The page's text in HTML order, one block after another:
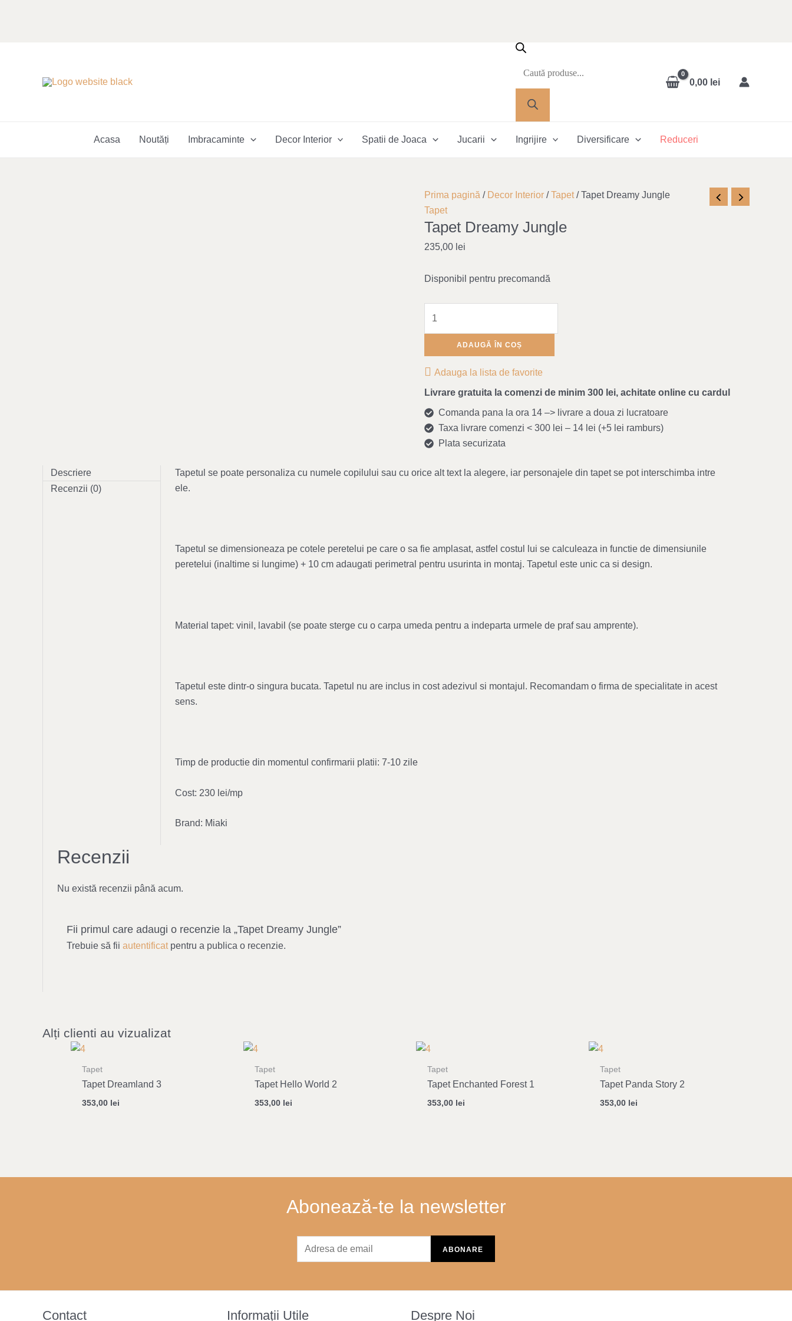
Products
0,00 lei
Acasa Noutăți Imbracaminte Decor Interior Spatii de Joaca Jucarii Ingrijire Diversificare Reduceri
Prima pagină / Decor Interior /Tapet/ Tapet Dreamy Jungle
Tapet
Tapet Dreamy Jungle
235,00 lei
Disponibil pentru precomandă
Cantitate
Tapet
Dreamy
ADAUGĂ ÎN COȘ
Adauga la lista de favorite
Livrare gratuita la comenzi de minim 300 lei, achitate online cu cardul
Comanda pana la ora 14 –> livrare a doua zi lucratoare
Taxa livrare comenzi < 300 lei – 14 lei (+5 lei ramburs)
Plata securizata
Descriere
Recenzii (0)
Tapetul se poate personaliza cu numele copilului sau cu orice alt text la alegere, iar personajele din tapet se pot interschimba intre
ele.
Tapetul se dimensioneaza pe cotele peretelui pe care o sa fie amplasat, astfel costul lui se calculeaza in functie de dimensiunile
peretelui (inaltime si lungime) + 10 cm adaugati perimetral pentru usurinta in montaj. Tapetul este unic ca si design.
Material tapet: vinil, lavabil (se poate sterge cu o carpa umeda pentru a indeparta urmele de praf sau amprente).
Tapetul este dintr-o singura bucata. Tapetul nu are inclus in cost adezivul si montajul. Recomandam o firma de specialitate in acest
sens.
Timp de productie din momentul confirmarii platii: 7-10 zile
Cost: 230 lei/mp
Brand: Miaki
Recenzii
Nu există recenzii până acum.
Fii primul care adaugi o recenzie la „Tapet Dreamy Jungle”
Trebuie să fii autentificatpentru a publica o recenzie.
Alți clienti au vizualizat
Tapet
Tapet Dreamland 3
353,00 lei
Tapet
Tapet Hello World 2
353,00 lei
Tapet
Tapet Enchanted Forest 1
353,00 lei
Tapet
Tapet Panda Story 2
353,00 lei
Abonează-te la newsletter
Contact Informații Utile Despre Noi